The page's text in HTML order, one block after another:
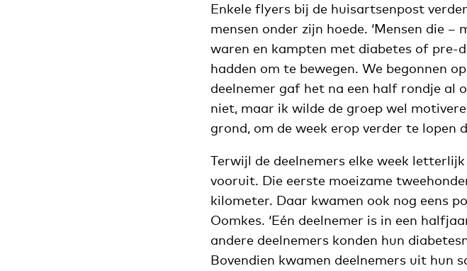
Enkele flyers bij de huisartsenpost
mensen onder zijn hoede. ‘Mensen die
waren en kampten met diabetes of pre-
hadden om te bewegen. We begonnen
deelnemer gaf het na een half rondje al
niet, maar ik wilde de groep wel
grond, om de week erop verder te lopen
Terwijl de deelnemers elke week
vooruit. Die eerste moeizame
kilometer. Daar kwamen ook nog eens
Oomkes. ‘Eén deelnemer is in een
andere deelnemers konden hun
Bovendien kwamen deelnemers uit hun